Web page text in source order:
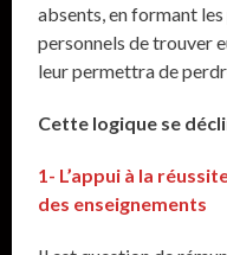
absents, en formant
personnels de trouver
leur permettra de
Cette logique se
1- L’appui à la
des enseignements